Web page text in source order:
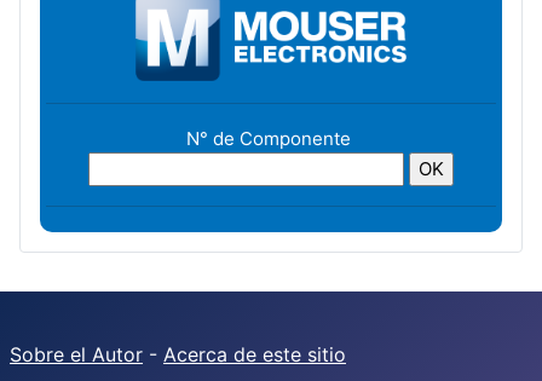
N° de Componente
Sobre el Autor - Acerca de este sitio